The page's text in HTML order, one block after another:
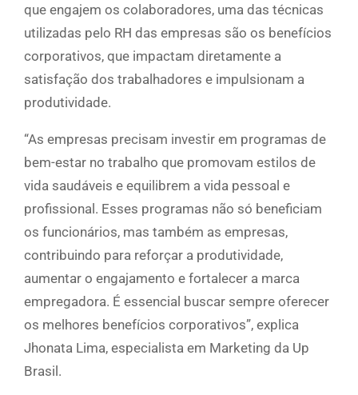
que engajem os colaboradores, uma das técnicas
utilizadas pelo RH das empresas são os benefícios
corporativos, que impactam diretamente a
satisfação dos trabalhadores e impulsionam a
produtividade.
“As empresas precisam investir em programas de
bem-estar no trabalho que promovam estilos de
vida saudáveis e equilibrem a vida pessoal e
profissional. Esses programas não só beneficiam
os funcionários, mas também as empresas,
contribuindo para reforçar a produtividade,
aumentar o engajamento e fortalecer a marca
empregadora. É essencial buscar sempre oferecer
os melhores benefícios corporativos”, explica
Jhonata Lima, especialista em Marketing da Up
Brasil.